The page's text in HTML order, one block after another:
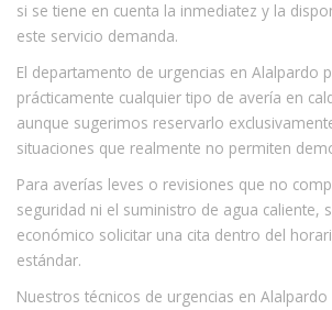
si se tiene en cuenta la inmediatez y la
este servicio demanda.
El departamento de urgencias en Alalpardo
prácticamente cualquier tipo de avería en
aunque sugerimos reservarlo
situaciones que realmente no permiten
Para averías leves o revisiones que no
seguridad ni el suministro de agua caliente,
económico solicitar una cita dentro del
estándar.
Nuestros técnicos de urgencias en